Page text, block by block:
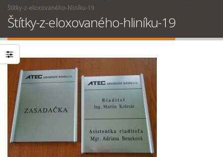
Štítky-z-eloxovaného-hliníku-19
Štítky-z-eloxovaného-hliníku-19